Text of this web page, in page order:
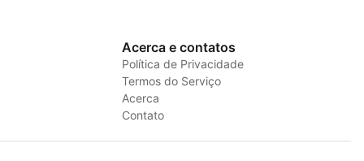
Acerca e contatos
Política de Privacidade
Termos do Serviço
Acerca
Contato